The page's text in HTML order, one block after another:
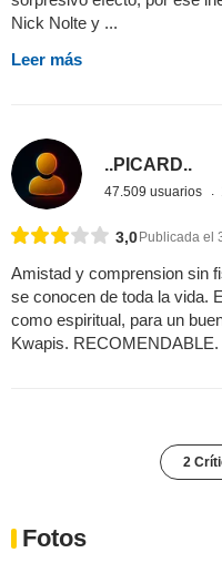
Nick Nolte y ...
Leer más
..PICARD..
47.509 usuarios
3,0 Publicada el
Amistad y comprension sin
se conocen de toda la vida.
como espiritual, para un
Kwapis.
2
Fotos